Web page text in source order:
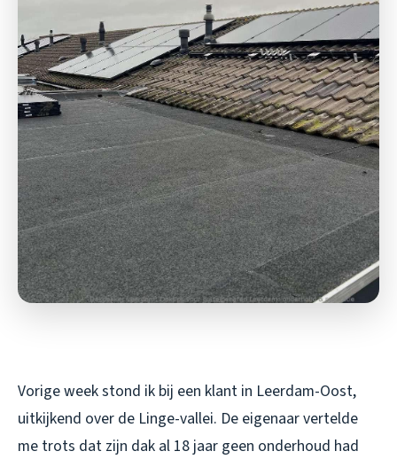
Vorige week stond ik bij een klant in Leerdam-Oost,
uitkijkend over de Linge-vallei. De eigenaar vertelde
me trots dat zijn dak al 18 jaar geen onderhoud had